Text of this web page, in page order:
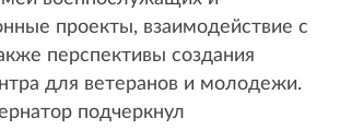
проекты, взаимодействие с
перспективы создания
для ветеранов и молодежи.
подчеркнул